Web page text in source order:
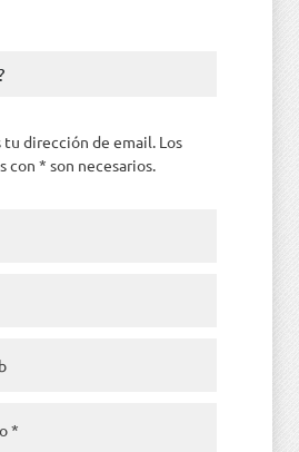
dirección de email. Los
con * son necesarios.